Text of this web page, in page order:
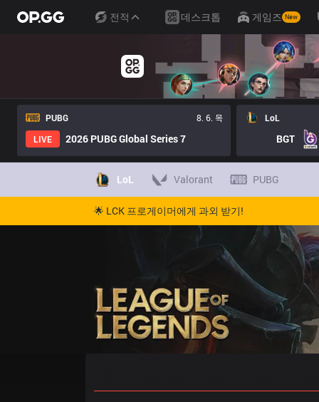
전적 데스크톱 게임즈 New
PUBG
8. 6. 목
LIVE
2026 PUBG Global Series 7
LoL
BGT
LoL Valorant PUBG
🌟 LCK 프로게이머에게 과외 받기!